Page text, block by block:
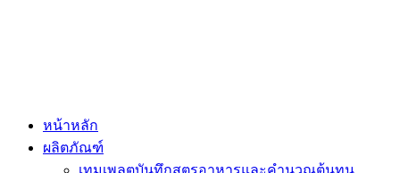
หน้าหลัก
ผลิตภัณฑ์
เทมเพลตบันทึกสูตรอาหารและคำนวณต้นทุน